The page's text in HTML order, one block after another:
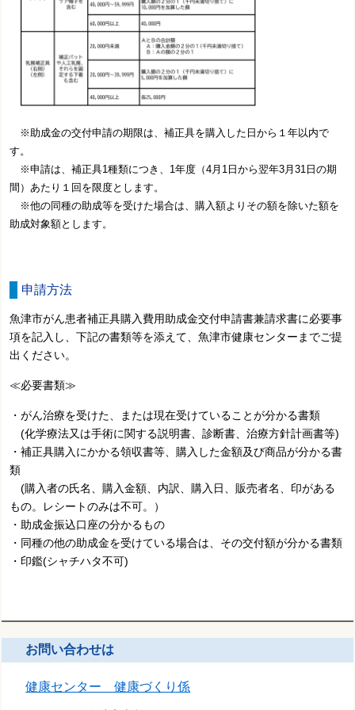
※助成金の交付申請の期限は、補正具を購入した日から１年以内で
す。
※申請は、補正具1種類につき、1年度（4月1日から翌年3月31日の期
間）あたり１回を限度とします。
※他の同種の助成等を受けた場合は、購入額よりその額を除いた額を
助成対象額とします。
申請方法
魚津市がん患者補正具購入費用助成金交付申請書兼請求書に必要事
項を記入し、下記の書類等を添えて、魚津市健康センターまでご提
出ください。
≪必要書類≫
・がん治療を受けた、または現在受けていることが分かる書類
(化学療法又は手術に関する説明書、診断書、治療方針計画書等)
・補正具購入にかかる領収書等、購入した金額及び商品が分かる書
類
(購入者の氏名、購入金額、内訳、購入日、販売者名、印がある
もの。レシートのみは不可。）
・助成金振込口座の分かるもの
・同種の他の助成金を受けている場合は、その交付額が分かる書類
・印鑑(シャチハタ不可)
お問い合わせは
健康センター 健康づくり係